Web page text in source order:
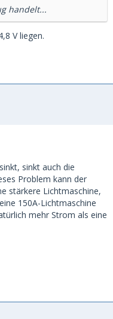
handelt...
V liegen.
sinkt auch die
Problem kann der
stärkere Lichtmaschine,
150A-Lichtmaschine
mehr Strom als eine